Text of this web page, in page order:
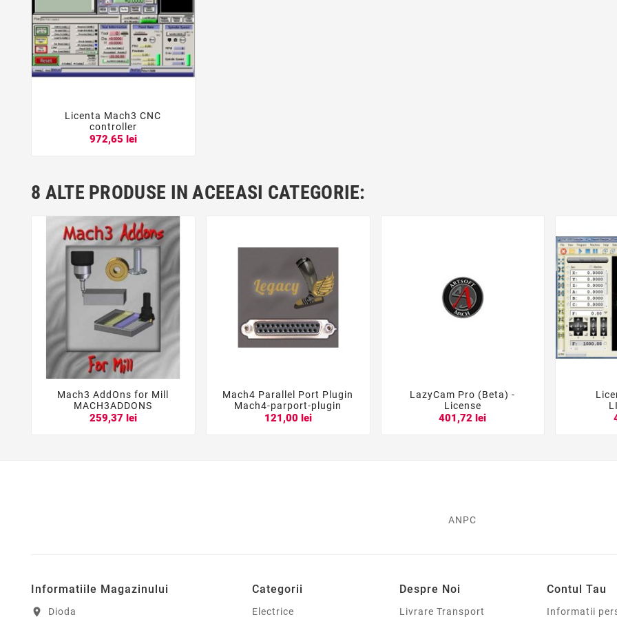

Licenta Mach3 CNC
controller
972,65 lei
8 ALTE PRODUSE IN ACEEASI CATEGORIE:
  
Mach3 AddOns for Mill
MACH3ADDONS
259,37 lei
  
Mach4 Parallel Port Plugin
Mach4-parport-plugin
121,00 lei
 
LazyCam Pro (Beta) -
License
401,72 lei

ANPC
Informatiile Magazinului
location_on Dioda
Categorii
Electrice
Despre Noi
Livrare Transport
Contul Tau
Informatii